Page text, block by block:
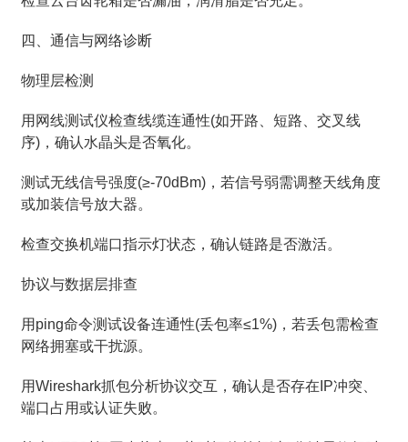
四、通信与网络诊断
物理层检测
用网线测试仪检查线缆连通性(如开路、短路、交叉线
序)，确认水晶头是否氧化。
测试无线信号强度(≥-70dBm)，若信号弱需调整天线角度
或加装信号放大器。
检查交换机端口指示灯状态，确认链路是否激活。
协议与数据层排查
用ping命令测试设备连通性(丢包率≤1%)，若丢包需检查
网络拥塞或干扰源。
用Wireshark抓包分析协议交互，确认是否存在IP冲突、
端口占用或认证失败。